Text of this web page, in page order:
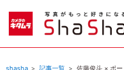
shasha 記事一覧 佐藤俊斗 × ポ